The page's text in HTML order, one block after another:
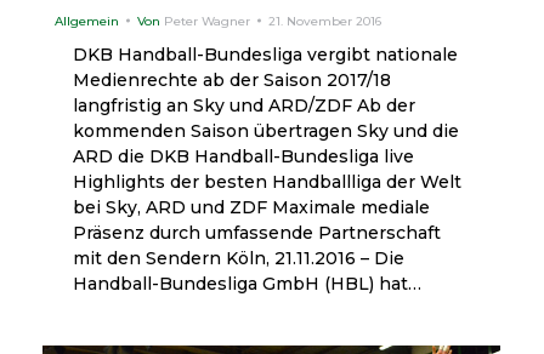
Allgemein Von Peter Wagner 21. November 2016
DKB Handball-Bundesliga vergibt nationale
Medienrechte ab der Saison 2017/18
langfristig an Sky und ARD/ZDF Ab der
kommenden Saison übertragen Sky und die
ARD die DKB Handball-Bundesliga live
Highlights der besten Handballliga der Welt
bei Sky, ARD und ZDF Maximale mediale
Präsenz durch umfassende Partnerschaft
mit den Sendern Köln, 21.11.2016 – Die
Handball-Bundesliga GmbH (HBL) hat…